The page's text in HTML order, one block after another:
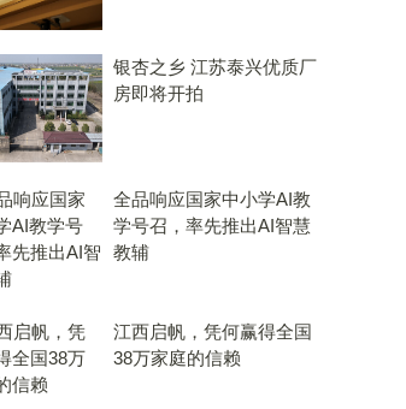
银杏之乡 江苏泰兴优质厂
房即将开拍
全品响应国家中小学AI教
学号召，率先推出AI智慧
教辅
江西启帆，凭何赢得全国
38万家庭的信赖